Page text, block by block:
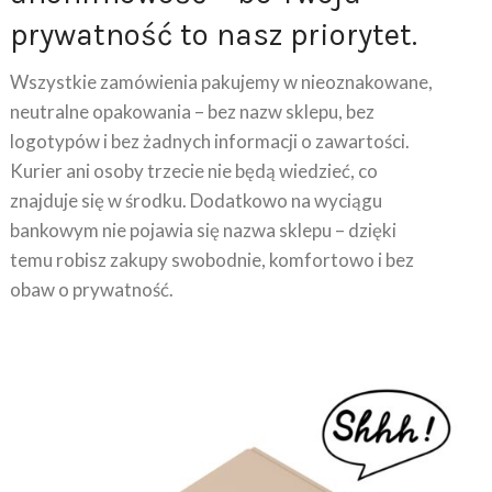
prywatność to nasz priorytet.
Wszystkie zamówienia pakujemy w nieoznakowane,
neutralne opakowania – bez nazw sklepu, bez
logotypów i bez żadnych informacji o zawartości.
Kurier ani osoby trzecie nie będą wiedzieć, co
znajduje się w środku. Dodatkowo na wyciągu
bankowym nie pojawia się nazwa sklepu – dzięki
temu robisz zakupy swobodnie, komfortowo i bez
obaw o prywatność.